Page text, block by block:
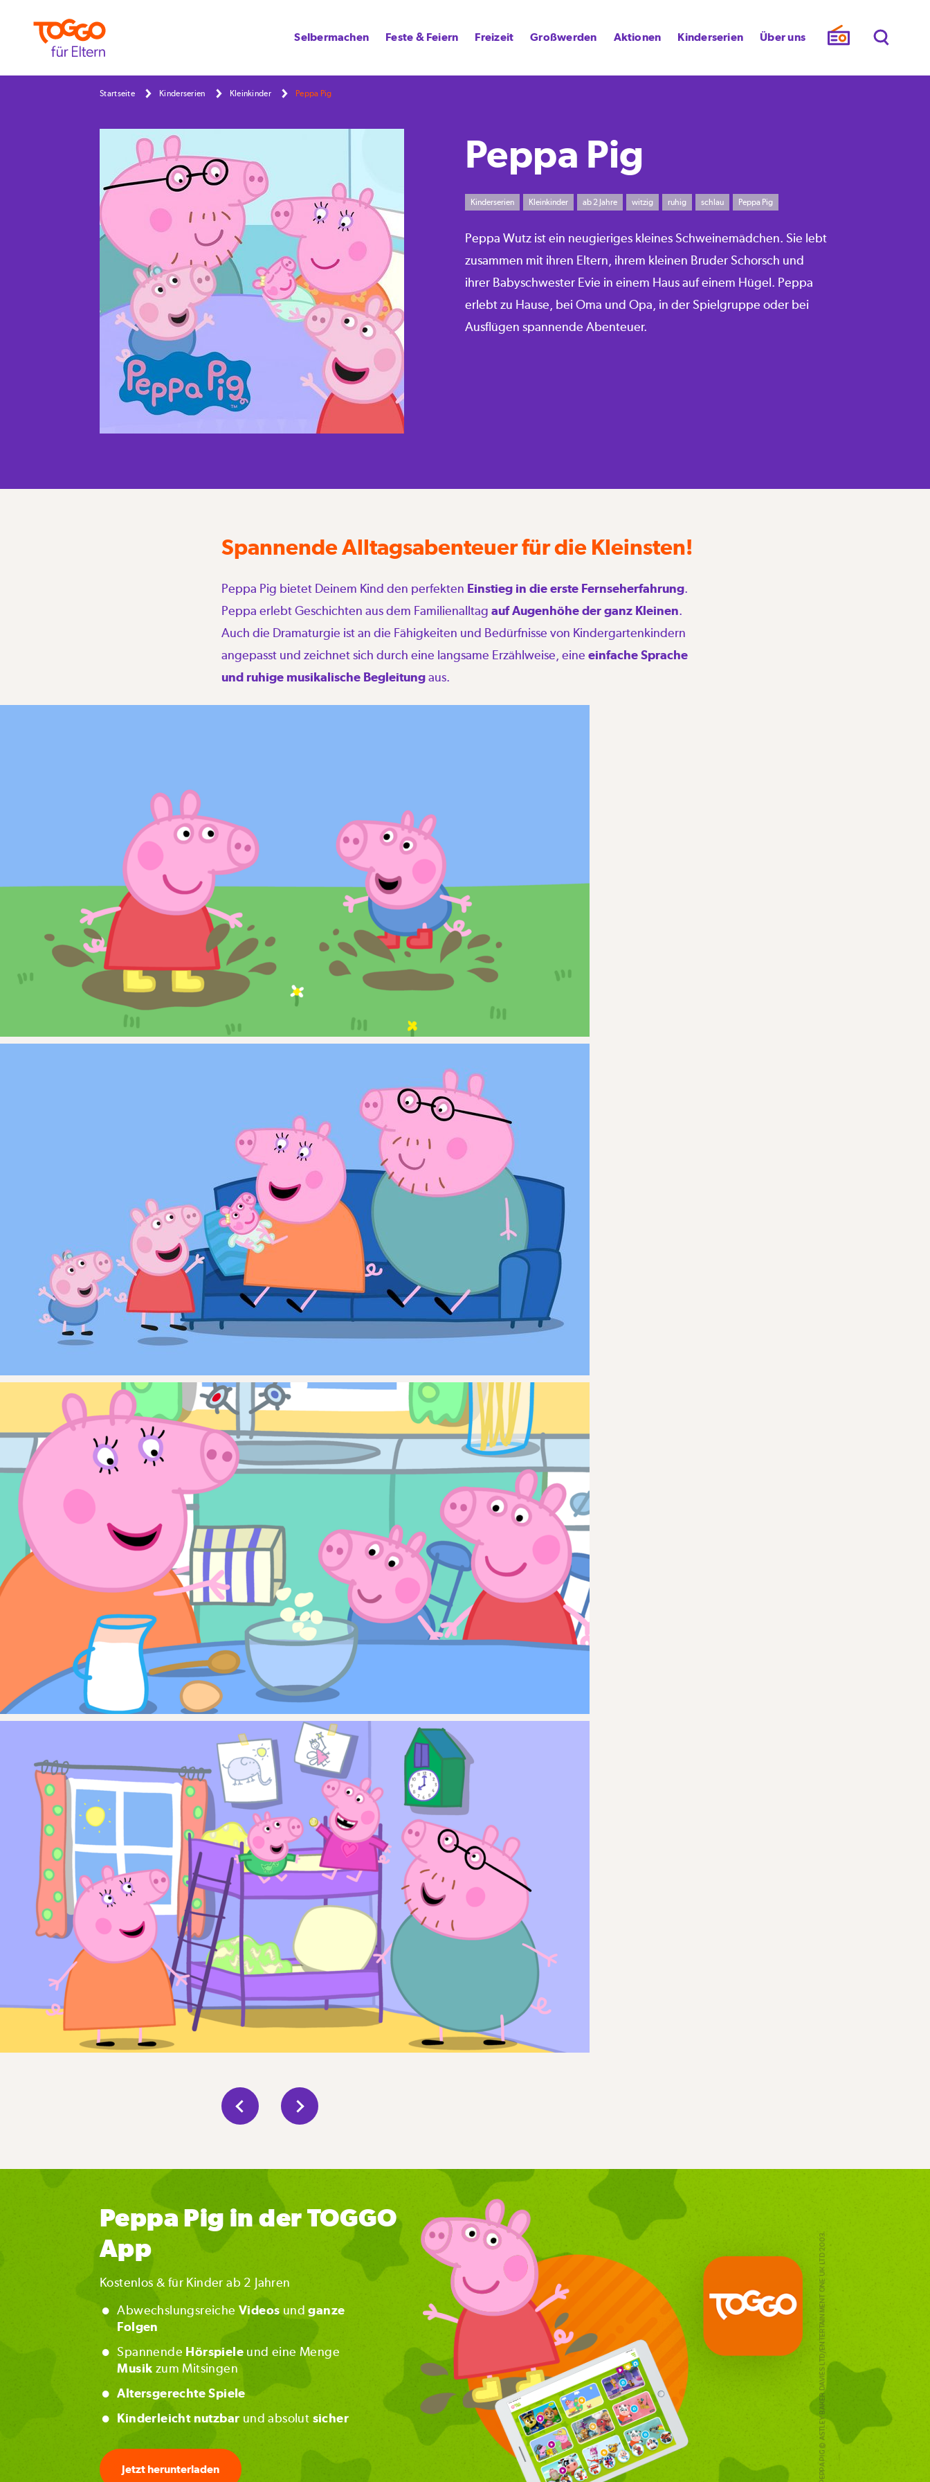
Selbermachen Feste & Feiern Freizeit Großwerden Aktionen Kinderserien Über uns
Startseite Kinderserien Kleinkinder Peppa Pig
Peppa Pig
Kinderserien Kleinkinder ab 2 Jahre witzig ruhig schlau Peppa Pig
Peppa Wutz ist ein neugieriges kleines Schweinemädchen. Sie lebt
zusammen mit ihren Eltern, ihrem kleinen Bruder Schorsch und
ihrer Babyschwester Evie in einem Haus auf einem Hügel. Peppa
erlebt zu Hause, bei Oma und Opa, in der Spielgruppe oder bei
Ausflügen spannende Abenteuer.
Spannende Alltagsabenteuer für die Kleinsten!
Peppa Pig bietet Deinem Kind den perfekten Einstieg in die erste Fernseherfahrung.
Peppa erlebt Geschichten aus dem Familienalltag auf Augenhöhe der ganz Kleinen.
Auch die Dramaturgie ist an die Fähigkeiten und Bedürfnisse von Kindergartenkindern
angepasst und zeichnet sich durch eine langsame Erzählweise, eine einfache Sprache
und ruhige musikalische Begleitungaus.
Peppa Pig in der TOGGO
App
Kostenlos & für Kinder ab 2 Jahren
• AbwechslungsreicheVideos undganze
Folgen
• Spannende Hörspiele und eine Menge
Musik zum Mitsingen
• Altersgerechte Spiele
• Kinderleicht nutzbar und absolut sicher
Jetzt herunterladen